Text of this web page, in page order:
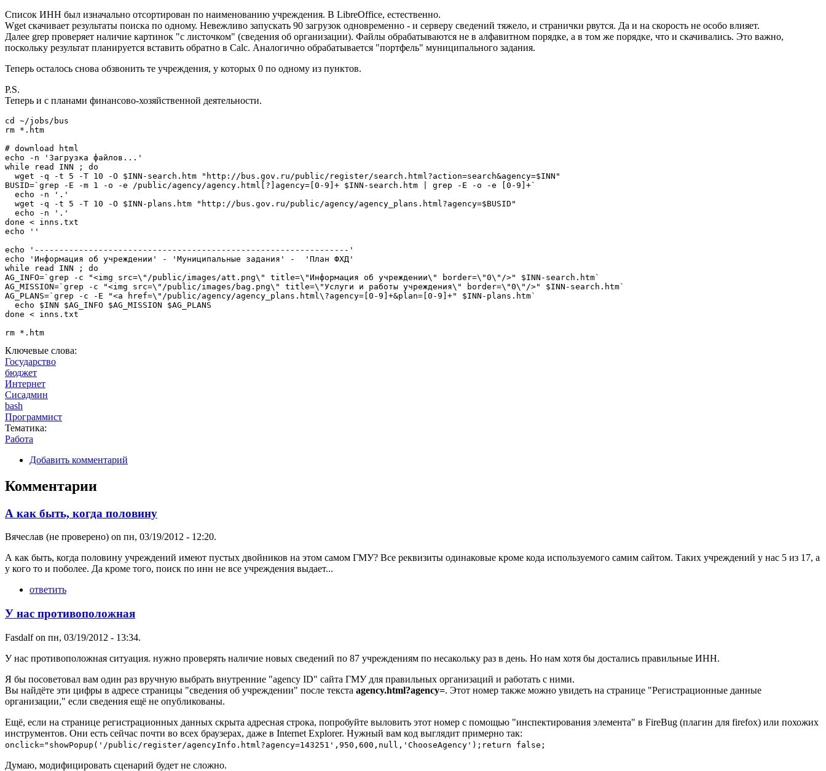
Cписок ИНН был изначально отсортирован по наименованию учреждения. В LibreOffice, естественно.
Wget скачивает результаты поиска по одному. Невежливо запускать 90 загрузок одновременно - и серверу сведений тяжело, и странички рвутся. Да и на скорость не особо влияет.
Далее grep проверяет наличие картинок "с листочком" (сведения об организации). Файлы обрабатываются не в алфавитном порядке, а в том же порядке, что и скачивались. Это важно,
поскольку результат планируется вставить обратно в Calc. Аналогично обрабатывается "портфель" муниципального задания.
Теперь осталось снова обзвонить те учреждения, у которых 0 по одному из пунктов.
P.S.
Теперь и с планами финансово-хозяйственной деятельности.
cd ~/jobs/bus
rm *.htm
# download html
echo -n 'Загрузка файлов...'
while read INN ; do
  wget -q -t 5 -T 10 -O $INN-search.htm "http://bus.gov.ru/public/register/search.html?action=search&agency=$INN"
BUSID=`grep -E -m 1 -o -e /public/agency/agency.html[?]agency=[0-9]+ $INN-search.htm | grep -E -o -e [0-9]+`
  echo -n '.'
  wget -q -t 5 -T 10 -O $INN-plans.htm "http://bus.gov.ru/public/agency/agency_plans.html?agency=$BUSID"
  echo -n '.'
done < inns.txt
echo ''
echo '----------------------------------------------------------------'
echo 'Информация об учреждении' - 'Муниципальные задания' -  'План ФХД'
while read INN ; do
AG_INFO=`grep -c "<img src=\"/public/images/att.png\" title=\"Информация об учреждении\" border=\"0\"/>" $INN-search.htm`
AG_MISSION=`grep -c "<img src=\"/public/images/bag.png\" title=\"Услуги и работы учреждения\" border=\"0\"/>" $INN-search.htm`
AG_PLANS=`grep -c -E "<a href=\"/public/agency/agency_plans.html\?agency=[0-9]+&plan=[0-9]+" $INN-plans.htm`
  echo $INN $AG_INFO $AG_MISSION $AG_PLANS
done < inns.txt
rm *.htm
Ключевые слова:
Государство
бюджет
Интернет
Сисадмин
bash
Программист
Тематика:
Работа
Добавить комментарий
Комментарии
А как быть, когда половину
Вячеслав (не проверено) on пн, 03/19/2012 - 12:20.
А как быть, когда половину учреждений имеют пустых двойников на этом самом ГМУ? Все реквизиты одинаковые кроме кода используемого самим сайтом. Таких учреждений у нас 5 из 17, а
у кого то и поболее. Да кроме того, поиск по инн не все учреждения выдает...
ответить
У нас противоположная
Fasdalfon пн, 03/19/2012 - 13:34.
У нас противоположная ситуация. нужно проверять наличие новых сведений по 87 учреждениям по несакольку раз в день. Но нам хотя бы достались правильные ИНН.
Я бы посоветовал вам один раз вручную выбрать внутренние "agency ID" сайта ГМУ для правильных организаций и работать с ними.
Вы найдёте эти цифры в адресе страницы "сведения об учреждении" после текста agency.html?agency=. Этот номер также можно увидеть на странице "Регистрационные данные
организации," если сведения ещё не опубликованы.
Ещё, если на странице регистрационных данных скрыта адресная строка, попробуйте выловить этот номер с помощью "инспектирования элемента" в FireBug (плагин для firefox) или похожих
инструментов. Они есть сейчас почти во всех браузерах, даже в Internet Explorer. Нужный вам код выглядит примерно так:
onclick="showPopup('/public/register/agencyInfo.html?agency=143251',950,600,null,'ChooseAgency');return false;
Думаю, модифицировать сценарий будет не сложно.